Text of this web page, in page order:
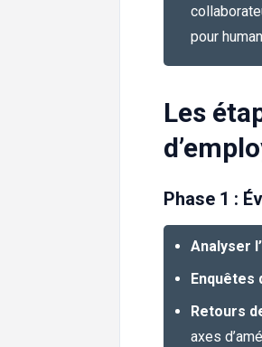
pour
Les
Phase 1 :
Analyser
Retours
axes